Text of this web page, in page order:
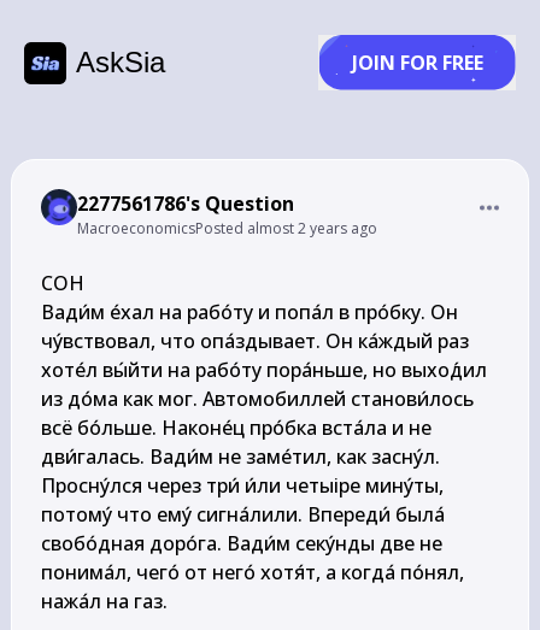
AskSia JOIN FOR FREE
2277561786's Question
MacroeconomicsPosted almost 2 years ago
COH
Вади́м е́хал на рабо́ту и попа́л в про́бку. Он
чу́вствовал, что опа́здывает. Он ка́ждый раз
хоте́л вы́йти на рабо́ту пора́ньше, но выход́ил
из до́ма как мог. Автомобиллей станови́лось
всё бо́льше. Наконе́ц про́бка вста́ла и не
дви́галась. Вади́м не заме́тил, как засну́л.
Просну́лся через три́ и́ли четыіре мину́ты,
потому́ что ему́ сигна́лили. Впереди́ была́
свобо́дная доро́га. Вади́м секу́нды две не
понима́л, чего́ от него́ хотя́т, а когда́ по́нял,
нажа́л на газ.